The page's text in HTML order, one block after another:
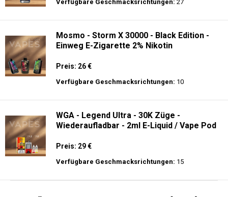
Verfügbare Geschmacksrichtungen: 27
Mosmo - Storm X 30000 - Black Edition -
Einweg E-Zigarette 2% Nikotin
Preis: 26 €
Verfügbare Geschmacksrichtungen: 10
WGA - Legend Ultra - 30K Züge -
Wiederaufladbar - 2ml E-Liquid / Vape Pod
Preis: 29 €
Verfügbare Geschmacksrichtungen: 15